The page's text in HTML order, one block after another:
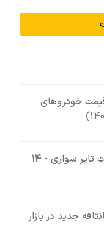
خودروهای
🔴افزایش شدید قیمت تایر سواری - 14
جدید در بازار